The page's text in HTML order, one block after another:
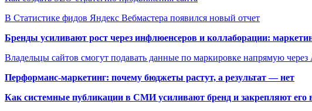
В Статистике фидов Яндекс Вебмастера появился новый отчет
Бренды усиливают рост через инфлюенсеров и коллаборации:
Владельцы сайтов смогут подавать данные по маркировке напрямую через
Перформанс-маркетинг: почему бюджеты растут, а результат — нет
Как системные публикации в СМИ усиливают бренд и закрепляют его